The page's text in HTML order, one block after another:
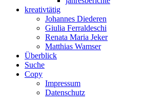
kreativtätig
Johannes Diederen
Giulia Ferraldeschi
Renata Maria Jeker
Matthias Wamser
Überblick
Suche
Copy
Impressum
Datenschutz